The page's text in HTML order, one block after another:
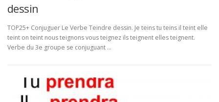
dessin
TOP25+ Conjuguer Le Verbe Teindre dessin. Je teins tu teins il teint elle
teint on teint nous teignons vous teignez ils teignent elles teignent.
Verbe du 3e groupe se conjuguant …